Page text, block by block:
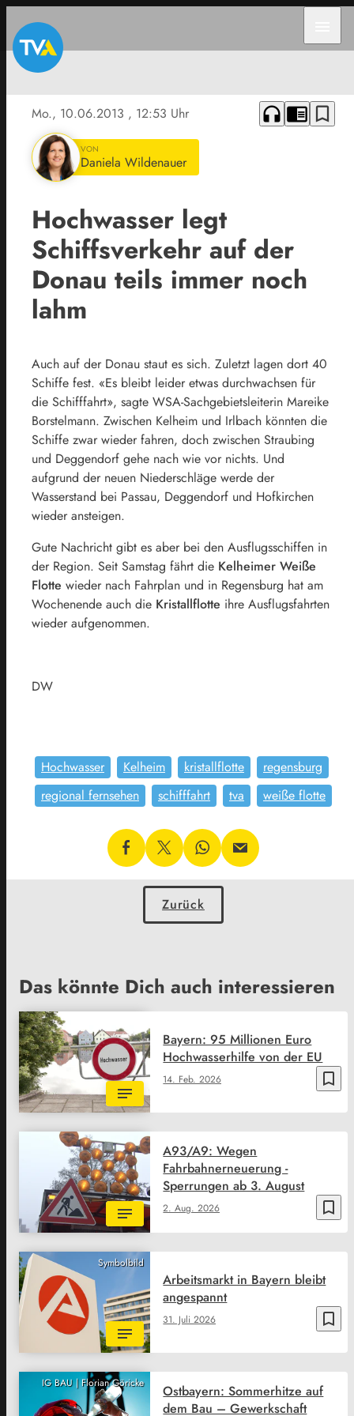
Mo., 10.06.2013 , 12:53 Uhr headphones chrome_reader_mode bookmark_border
VON
Daniela Wildenauer
Hochwasser legt
Schiffsverkehr auf der
Donau teils immer noch
lahm
Auch auf der Donau staut es sich. Zuletzt lagen dort 40
Schiffe fest. «Es bleibt leider etwas durchwachsen für
die Schifffahrt», sagte WSA-Sachgebietsleiterin Mareike
Borstelmann. Zwischen Kelheim und Irlbach könnten die
Schiffe zwar wieder fahren, doch zwischen Straubing
und Deggendorf gehe nach wie vor nichts. Und
aufgrund der neuen Niederschläge werde der
Wasserstand bei Passau, Deggendorf und Hofkirchen
wieder ansteigen.
Gute Nachricht gibt es aber bei den Ausflugsschiffen in
der Region. Seit Samstag fährt die Kelheimer Weiße
Flotte wieder nach Fahrplan und in Regensburg hat am
Wochenende auch die Kristallflotte ihre Ausflugsfahrten
wieder aufgenommen.
DW
Hochwasser Kelheim kristallflotte
regensburg
regional fernsehen
schifffahrt tva weiße flotte
Zurück
Das könnte Dich auch interessieren
bookmark_border
14. Feb. 2026
Bayern: 95 Millionen Euro
Hochwasserhilfe von der EU
bookmark_border
2. Aug. 2026
A93/A9: Wegen
Fahrbahnerneuerung -
Sperrungen ab 3. August
Symbolbild
bookmark_border
31. Juli 2026
Arbeitsmarkt in Bayern bleibt
angespannt
IG BAU | Florian Göricke
Ostbayern: Sommerhitze auf
dem Bau – Gewerkschaft